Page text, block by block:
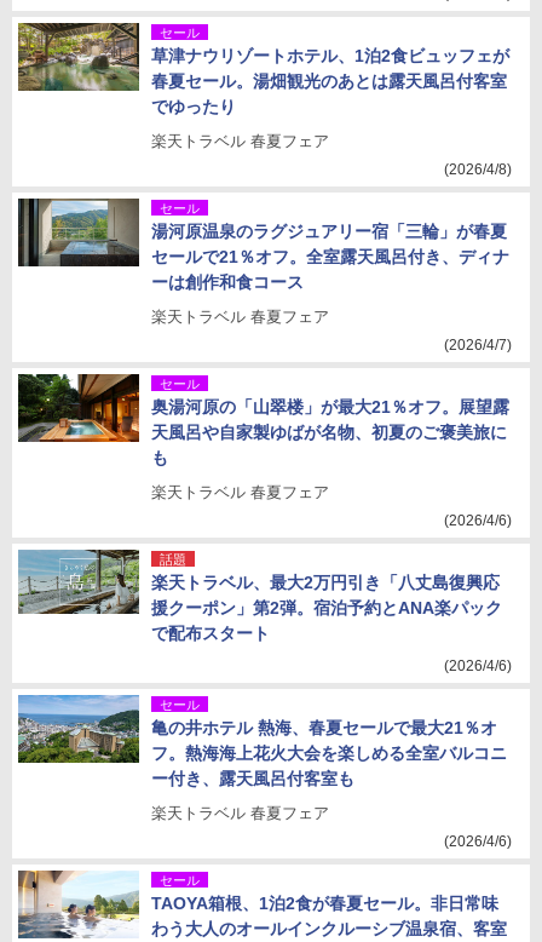
セール
草津ナウリゾートホテル、1泊2食ビュッフェが
春夏セール。湯畑観光のあとは露天風呂付客室
でゆったり
楽天トラベル 春夏フェア
(2026/4/8)
セール
湯河原温泉のラグジュアリー宿「三輪」が春夏
セールで21％オフ。全室露天風呂付き、ディナ
ーは創作和食コース
楽天トラベル 春夏フェア
(2026/4/7)
セール
奥湯河原の「山翠楼」が最大21％オフ。展望露
天風呂や自家製ゆばが名物、初夏のご褒美旅に
も
楽天トラベル 春夏フェア
(2026/4/6)
話題
楽天トラベル、最大2万円引き「八丈島復興応
援クーポン」第2弾。宿泊予約とANA楽パック
で配布スタート
(2026/4/6)
セール
亀の井ホテル 熱海、春夏セールで最大21％オ
フ。熱海海上花火大会を楽しめる全室バルコニ
ー付き、露天風呂付客室も
楽天トラベル 春夏フェア
(2026/4/6)
セール
TAOYA箱根、1泊2食が春夏セール。非日常味
わう大人のオールインクルーシブ温泉宿、客室